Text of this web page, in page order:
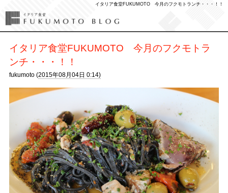
イタリア食堂FUKUMOTO 今月のフクモトランチ・・・！！
イタリア食堂FUKUMOTO 今月のフクモトラ
ンチ・・・！！
fukumoto (2015年08月04日 0:14)